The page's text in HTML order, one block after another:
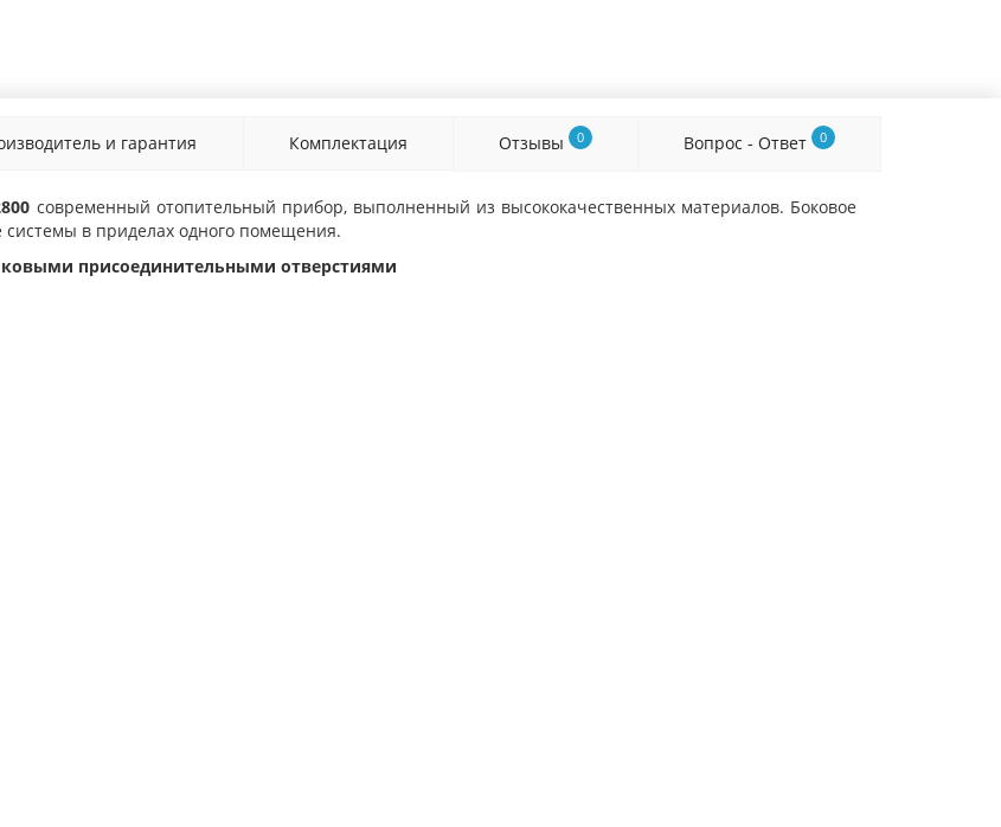
и гарантия Комплектация Отзывы 0 Вопрос - Ответ 0
современный отопительный прибор, выполненный из высококачественных материалов. Боковое
в приделах одного помещения.
присоединительными отверстиями